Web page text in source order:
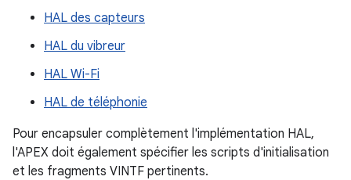
HAL des capteurs
HAL du vibreur
HAL Wi-Fi
HAL de téléphonie
Pour encapsuler complètement l'implémentation HAL,
l'APEX doit également spécifier les scripts d'initialisation
et les fragments VINTF pertinents.